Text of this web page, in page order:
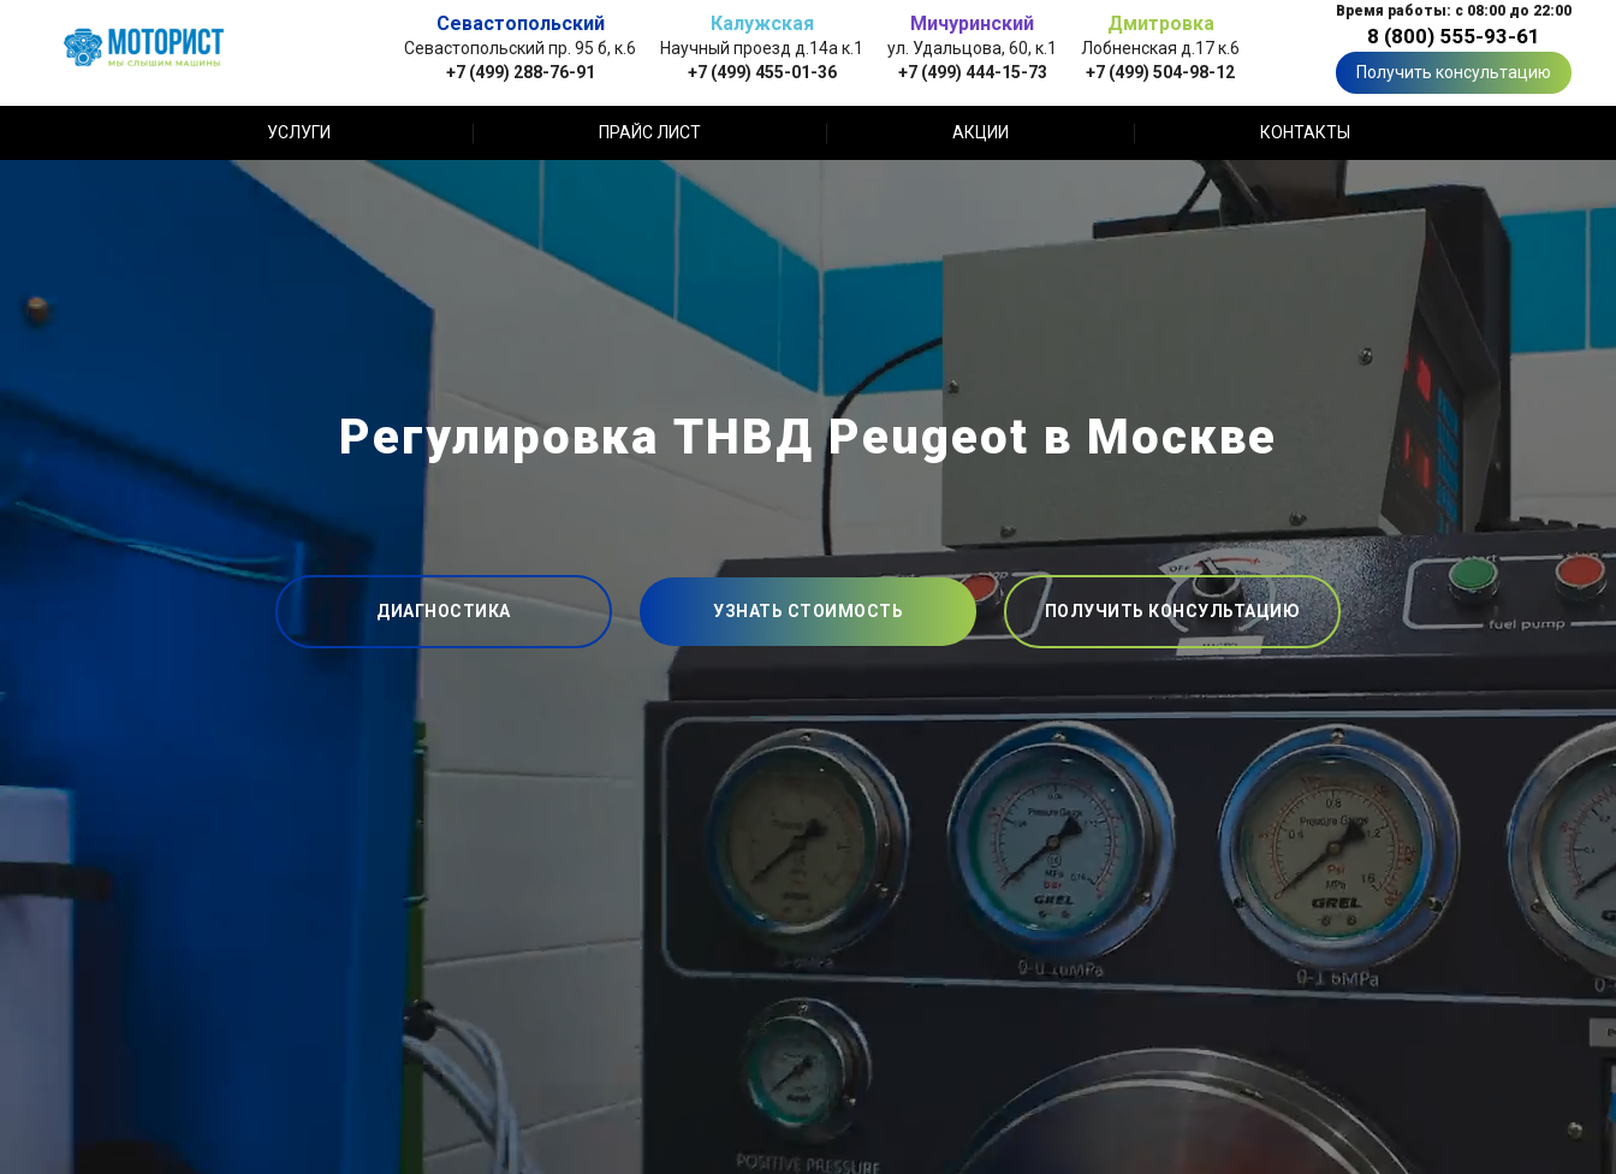
Севастопольский
Севастопольский пр. 95 б, к.6
+7 (499) 288-76-91
Калужская
Научный проезд д.14а к.1
+7 (499) 455-01-36
Мичуринский
ул. Удальцова, 60, к.1
+7 (499) 444-15-73
Дмитровка
Лобненская д.17 к.6
+7 (499) 504-98-12
Время работы: с 08:00 до 22:00
8 (800) 555-93-61
Получить консультацию
УСЛУГИ ПРАЙС ЛИСТ АКЦИИ КОНТАКТЫ
Регулировка ТНВД Peugeot в Москве
ДИАГНОСТИКА УЗНАТЬ СТОИМОСТЬ ПОЛУЧИТЬ КОНСУЛЬТАЦИЮ